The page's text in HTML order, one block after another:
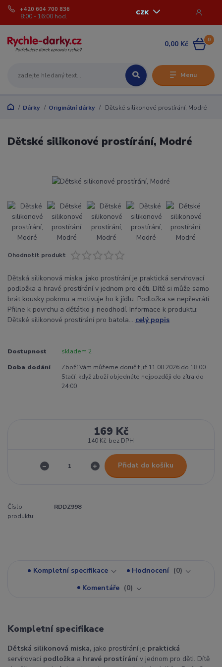
Menu
CZK
+420 604 700 836
8:00 - 16:00 hod.
0
0,00 Kč
Dárky Originální dárky Dětské silikonové prostírání, Modré
Dětské silikonové prostírání, Modré
Ohodnotit produkt
Dětská silikonová miska, jako prostírání je praktická servírovací
podložka a hravé prostírání v jednom pro děti. Dítě si může samo
brát kousky pokrmu a motivuje ho k jídlu. Podložka se nepřevrátí.
Přilne k povrchu a děťátko ji neodhodí. Informace k produktu:
Dětské silikonové prostírání pro batola... celý popis
Dostupnost skladem 2
Doba dodání
Zboží Vám můžeme doručit již 11.08.2026 do 18:00.
Stačí, když zboží objednáte nejpozději do zítra do
24:00
169 Kč
140 Kč bez DPH
Přidat do košíku
Číslo
produktu:
RDDZ998
Kompletní specifikace Hodnocení
0
Komentáře
0
Kompletní specifikace
Dětská silikonová miska, jako prostírání je praktická
servírovací podložka a hravé prostírání v jednom pro děti. Dítě